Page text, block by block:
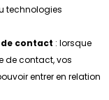
technologies
contact : lorsque
de contact, vos
entrer en relation